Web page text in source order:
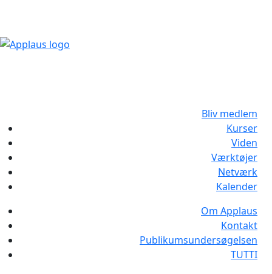
Bliv medlem
Kurser
Viden
Værktøjer
Netværk
Kalender
Om Applaus
Kontakt
Publikumsundersøgelsen
TUTTI